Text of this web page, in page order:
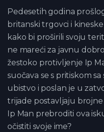
Pedesetih godina
britanski trgovci i
kako bi proširili svoju
ne mareći za javnu
žestoko protivljenje Ip
suočava se s pritiskom
ubistvo i poslan je u
trijade postavljaju
Ip Man prebroditi ova
očistiti svoje ime?